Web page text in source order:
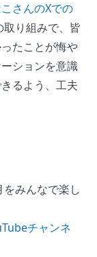
さんのXでの
り組みで、皆
たことが悔や
ションを意識
るよう、工夫
をみんなで楽し
チャンネ